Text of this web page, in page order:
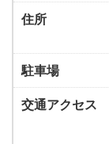
住所
駐車場
交通アクセス